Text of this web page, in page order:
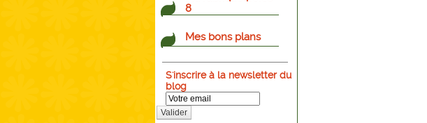
8
Mes bons plans
S'inscrire à la newsletter du
blog
Valider